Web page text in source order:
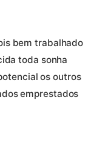
bem trabalhado
toda sonha
os outros
emprestados